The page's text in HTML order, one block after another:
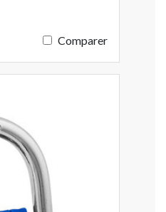
Comparer